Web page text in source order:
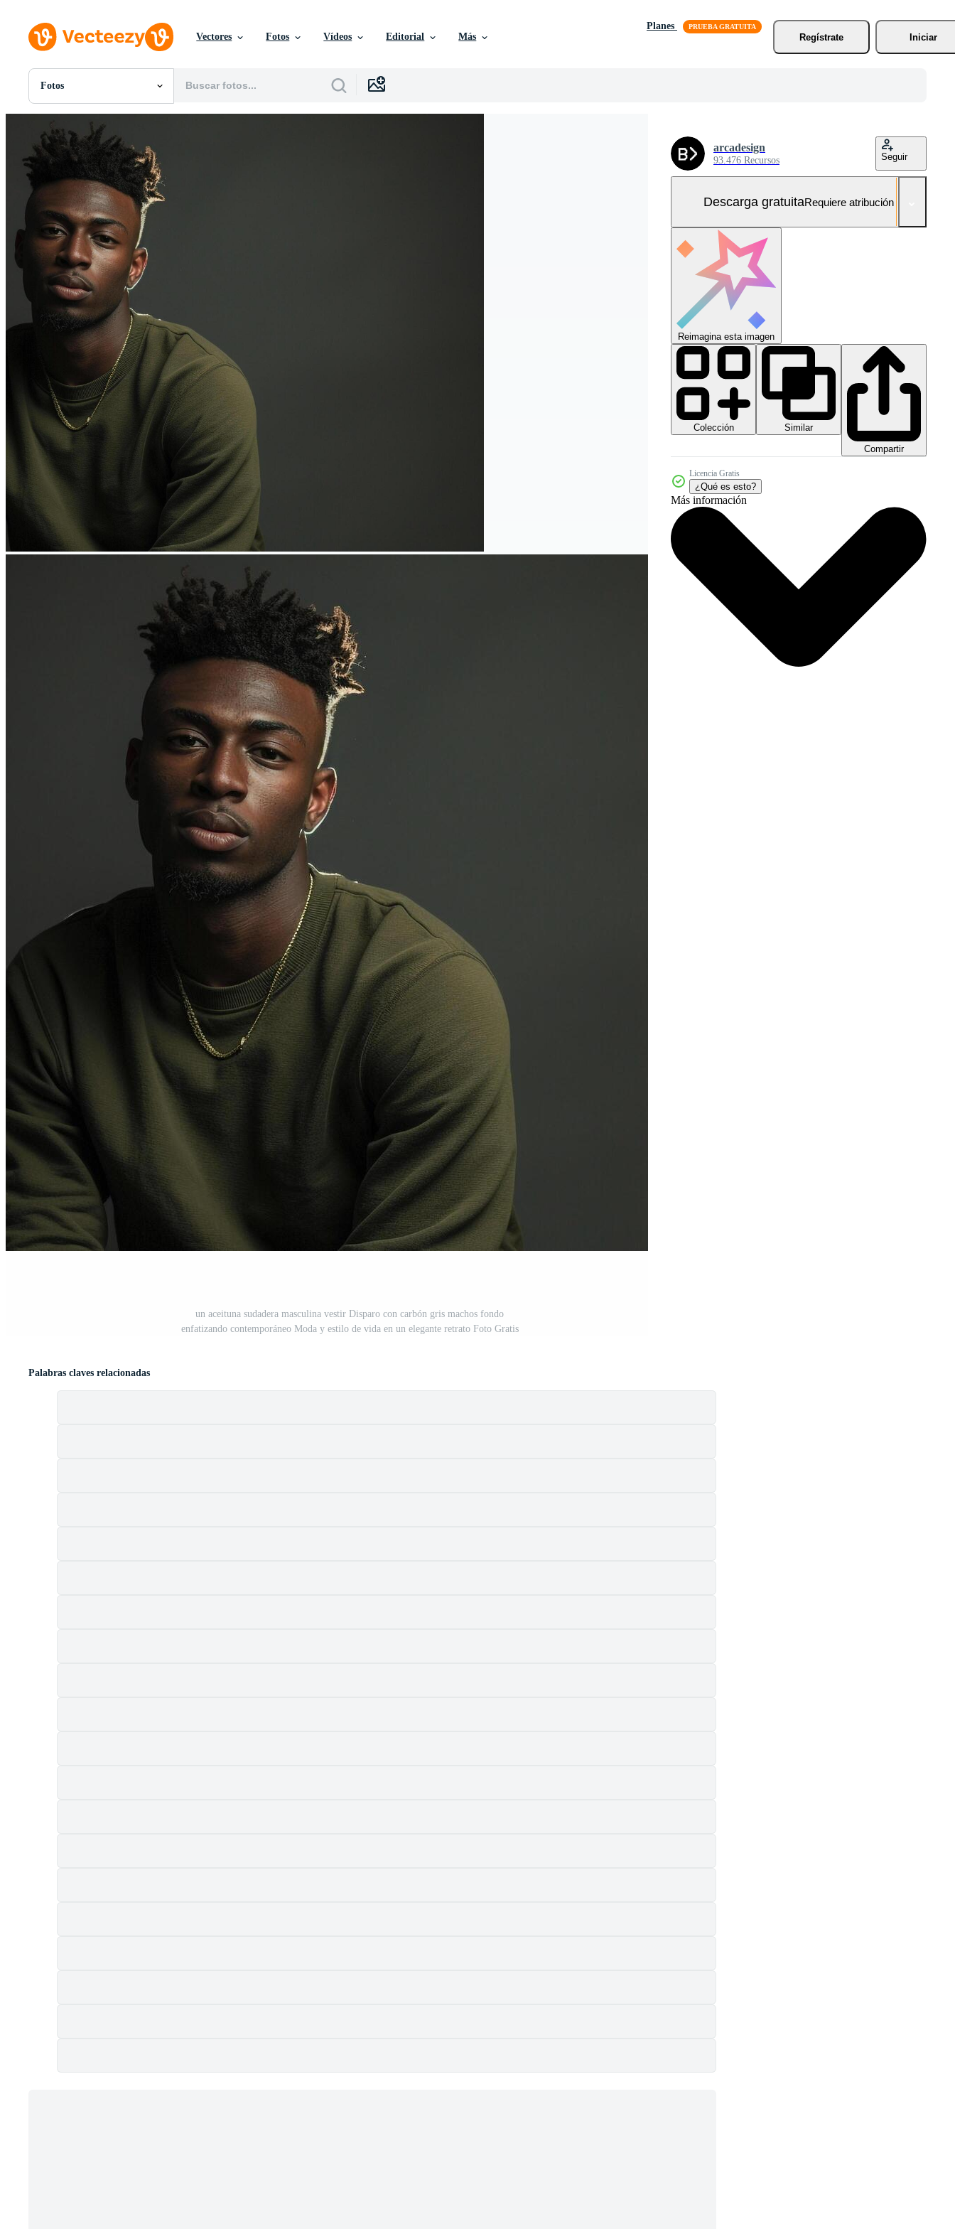
Vectores Fotos Vídeos Editorial Más
Planes
Regístrate
Iniciar
Fotos
Todas Imágenes
PNGs
PSDs
SVGs
Plantillas
Vectores
Videos
Gráficos en Movimiento
Imágenes Editoriales
Eventos Editoriales
un aceituna sudadera masculina vestir Disparo con carbón gris machos fondo
enfatizando contemporáneo Moda y estilo de vida en un elegante retrato Foto Gratis
arcadesign
93.476 Recursos Seguir
Descarga gratuitaRequiere atribución
Reimagina esta imagen
Colección
Similar
Compartir
Licencia Gratis
¿Qué es esto?
Más información
Palabras claves relacionadas